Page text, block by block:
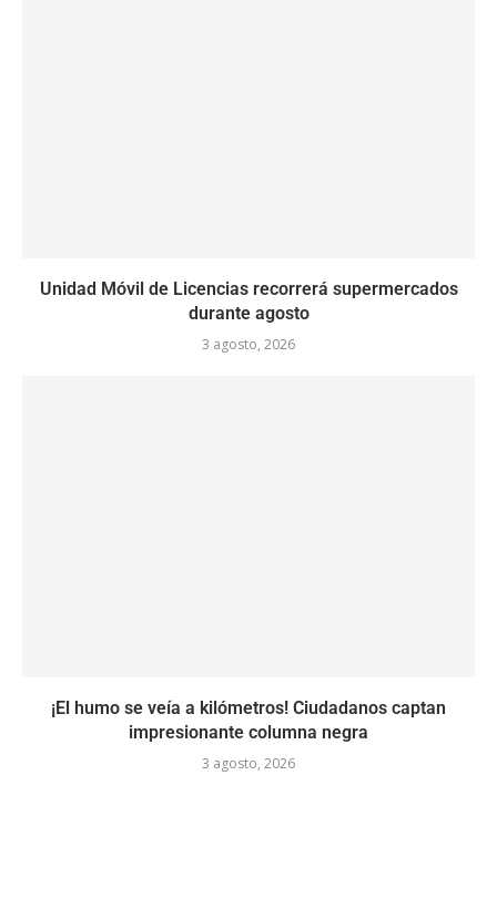
Unidad Móvil de Licencias recorrerá supermercados
durante agosto
3 agosto, 2026
¡El humo se veía a kilómetros! Ciudadanos captan
impresionante columna negra
3 agosto, 2026